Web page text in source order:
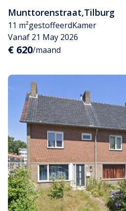
Munttorenstraat,Tilburg
11 m²gestoffeerdKamer
Vanaf 21 May 2026
€ 620/maand